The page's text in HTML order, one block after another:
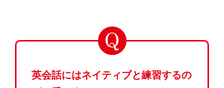
英会話にはネイティブと練習するの